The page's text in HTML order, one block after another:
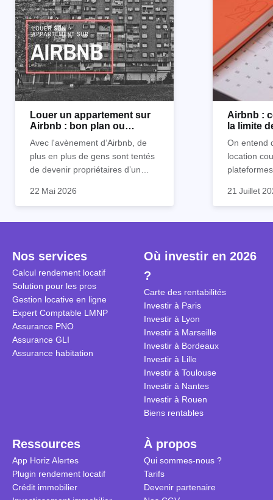
Louer un appartement sur
Airbnb : bon plan ou
Avec l'avènement d’Airbnb, de
plus en plus de gens sont tentés
de devenir propriétaires d’un
suite. On compte environ 25 000
sont des meublés touristiques à
est-ce rentable ? Quels sont les
frais à prévoir ? Les différentes
conditions à remplir ?
22 Mai 2026
Airbnb :
la limite
On entend
location
idées
Je vais
entendu)
encore ne
d’autres
21 Juillet
Nos services
Calcul rendement locatif
Solution pour les pros
Gestion locative en ligne
Expert Comptable LMNP
Assurance PNO
Assurance GLI
Assurance habitation
Où investir en 2026
?
Carte des rentabilités
Investir à Paris
Investir à Lyon
Investir à Marseille
Investir à Bordeaux
Investir à Lille
Investir à Toulouse
Investir à Nantes
Investir à Rouen
Biens rentables
Ressources
App Horiz Alertes
Plugin rendement locatif
Crédit immobilier
À propos
Qui sommes-nous ?
Tarifs
Devenir partenaire